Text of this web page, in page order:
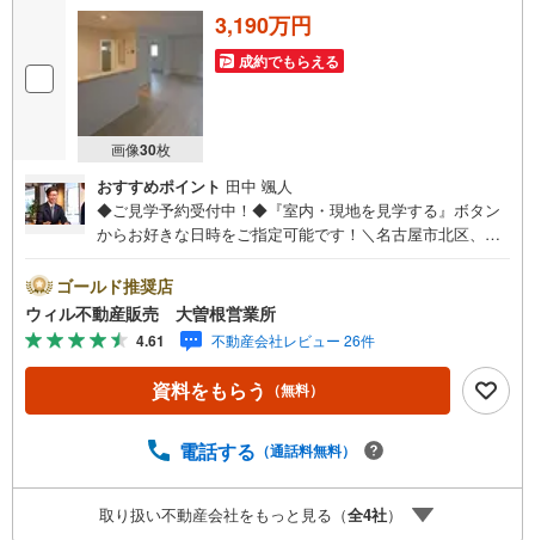
画像30枚
3,190万円
成約でもらえる
おすすめポイント 田中 颯人
◆ご見学予約受付中！◆『室内・現地を見学する』ボタン
からお好きな日時をご指定可能です！＼名古屋市北区、守
区、守山区の直接のご売却依頼を数多くいただいている不
動産仲介会社です。ネット上で分かる立地環境はもちろ
ん、過去にお任せいただいたお客様に現地の生の声をもと
に住戸環境を提案致します。＼平日のお住まい探しの方へ/
弊社では平日にご内覧・契約など平日にお住まい探しをさ
れるお客様にサービスをご用意しています。＼お仕事で忙
事前にご予約頂きましたら営業時間外でのご内覧もご対応
動産業者間で不動産情報が共有されているので、名古屋市
全域や、その他隣接エリアでもご内覧が可能です！ 【大曽
ゴールド推奨店
ウィル不動産販売 大曽根営業所
4.61 不動産会社レビュー 26件
資料をもらう （無料）
電話する （通話料無料）
取り扱い不動産会社をもっと見る（全4社）